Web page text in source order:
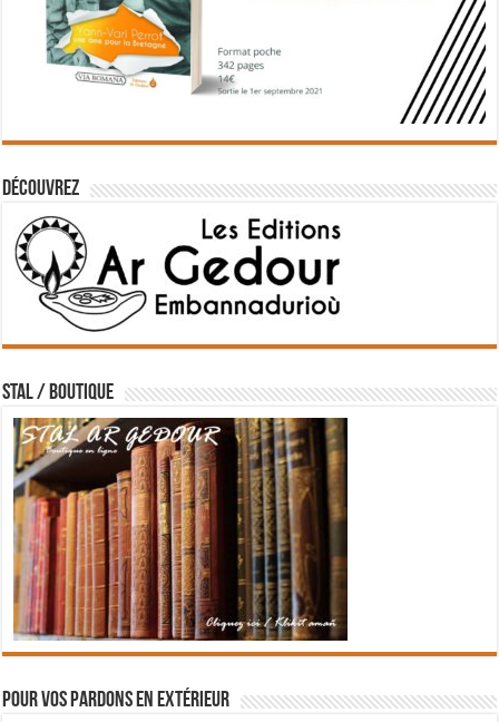
Découvrez
STAL / BOUTIQUE
Pour vos pardons en extérieur